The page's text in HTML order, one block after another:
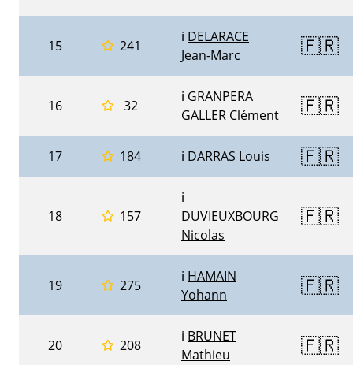
15 241
ℹ️ DELARACE
Jean-Marc
🇫🇷
16 32
ℹ️ GRANPERA
GALLER Clément
🇫🇷
17 184 ℹ️ DARRAS Louis 🇫🇷
18 157
ℹ️
DUVIEUXBOURG
Nicolas
🇫🇷
19 275
ℹ️ HAMAIN
Yohann
🇫🇷
20 208
ℹ️ BRUNET
Mathieu
🇫🇷